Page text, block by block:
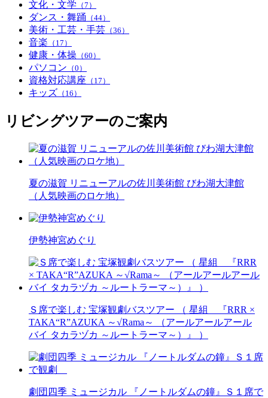
文化・文学 （7）
ダンス・舞踊 （44）
美術・工芸・手芸 （36）
音楽 （17）
健康・体操 （60）
パソコン （0）
資格対応講座 （17）
キッズ （16）
リビングツアーのご案内
夏の滋賀 リニューアルの佐川美術館 びわ湖大津館
（人気映画のロケ地）
伊勢神宮めぐり
Ｓ席で楽しむ 宝塚観劇バスツアー （ 星組 『RRR ×
TAKA“R”AZUKA ～√Rama～ （アールアールアール
バイ タカラヅカ ～ルートラーマ～）』 ）
劇団四季 ミュージカル 『ノートルダムの鐘』Ｓ１席で